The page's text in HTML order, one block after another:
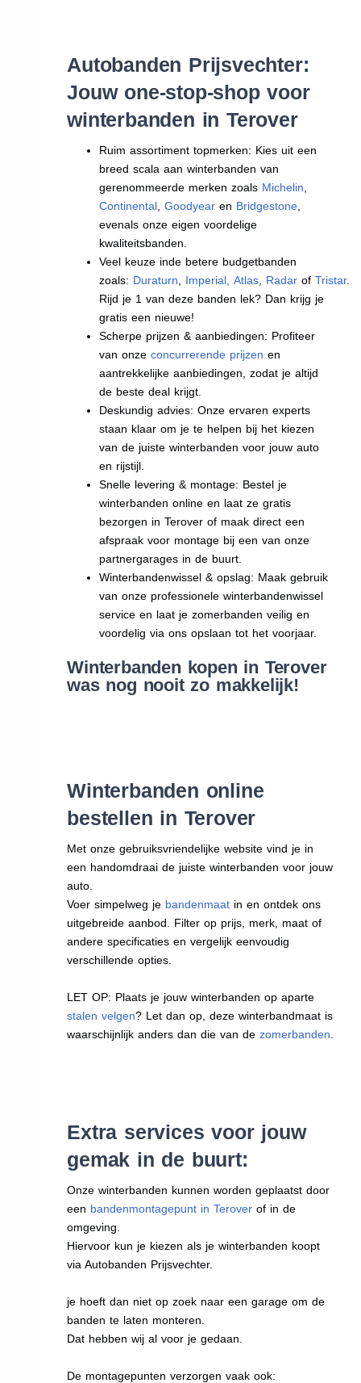
Autobanden Prijsvechter:
Jouw one-stop-shop voor
winterbanden in Terover
Ruim assortiment topmerken: Kies uit een
breed scala aan winterbanden van
gerenommeerde merken zoals Michelin
Continental ,Goodyear en Bridgestone
evenals onze eigen voordelige
kwaliteitsbanden.
Veel keuze inde betere budgetbanden
zoals: Duraturn Imperial Atlas Radar ofTristar.
Rijd je 1 van deze banden lek? Dan krijg je
gratis een nieuwe!
Scherpe prijzen & aanbiedingen: Profiteer
van onzeconcurrerende prijzen en
aantrekkelijke aanbiedingen, zodat je altijd
de beste deal krijgt.
Deskundig advies: Onze ervaren experts
staan klaar om je te helpen bij het kiezen
van de juiste winterbanden voor jouw auto
en rijstijl.
Snelle levering & montage: Bestel je
winterbanden online en laat ze gratis
bezorgen in Terover of maak direct een
afspraak voor montage bij een van onze
partnergarages in de buurt.
Winterbandenwissel & opslag: Maak gebruik
van onze professionele winterbandenwissel
service en laat je zomerbanden veilig en
voordelig via ons opslaan tot het voorjaar.
Winterbanden kopen in Terover
was nog nooit zo makkelijk!
Winterbanden online
bestellen in Terover
Met onze gebruiksvriendelijke website vind je in
een handomdraai de juiste winterbanden voor jouw
auto.
Voer simpelweg je bandenmaat in en ontdek ons
uitgebreide aanbod. Filter op prijs, merk, maat of
andere specificaties en vergelijk eenvoudig
verschillende opties.
LET OP: Plaats je jouw winterbanden op aparte
stalen velgen? Let dan op, deze winterbandmaat is
waarschijnlijk anders dan die van dezomerbanden
Extra services voor jouw
gemak in de buurt:
Onze winterbanden kunnen worden geplaatst door
een bandenmontagepunt in Terover of in de
omgeving.
Hiervoor kun je kiezen als je winterbanden koopt
via Autobanden Prijsvechter.
je hoeft dan niet op zoek naar een garage om de
banden te laten monteren.
Dat hebben wij al voor je gedaan.
De montagepunten verzorgen vaak ook: